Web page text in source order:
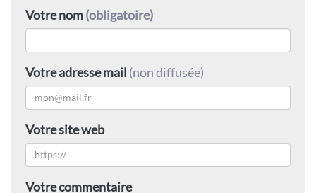
Votre nom(obligatoire)
Votre adresse mail (non diffusée)
Votre site web
Votre commentaire